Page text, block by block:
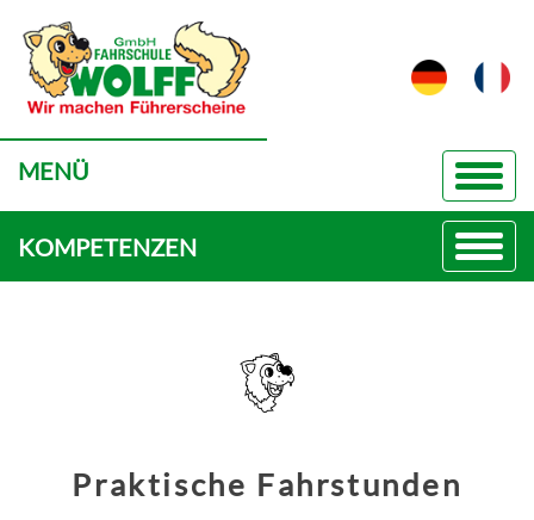
MENÜ
KOMPETENZEN
Praktische Fahrstunden